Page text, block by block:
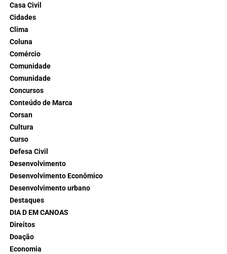
Casa Civil
Cidades
Clima
Coluna
Comércio
Comunidade
Comunidade
Concursos
Conteúdo de Marca
Corsan
Cultura
Curso
Defesa Civil
Desenvolvimento
Desenvolvimento Econômico
Desenvolvimento urbano
Destaques
DIA D EM CANOAS
Direitos
Doação
Economia